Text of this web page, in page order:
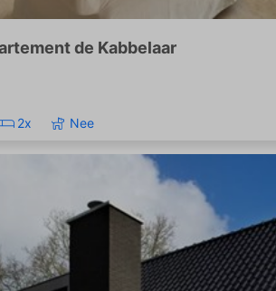
de Kabbelaar
2x Nee